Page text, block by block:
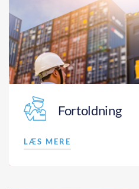
Fortoldning
LÆS MERE